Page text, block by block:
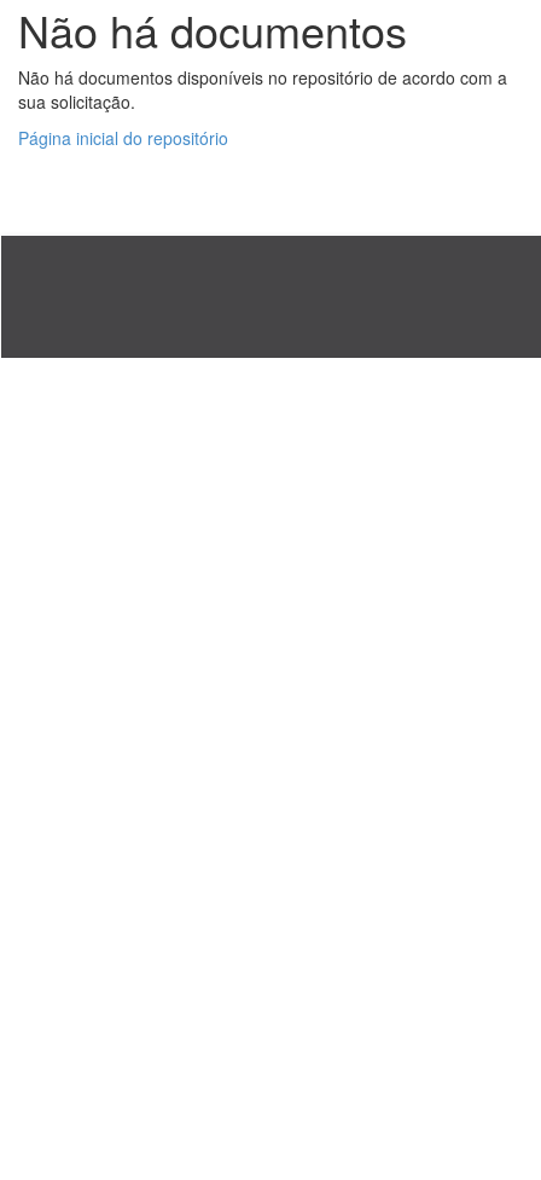
Não há documentos
Não há documentos disponíveis no repositório de acordo com a
sua solicitação.
Página inicial do repositório